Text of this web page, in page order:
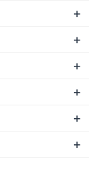
+
+
+
+
+
+